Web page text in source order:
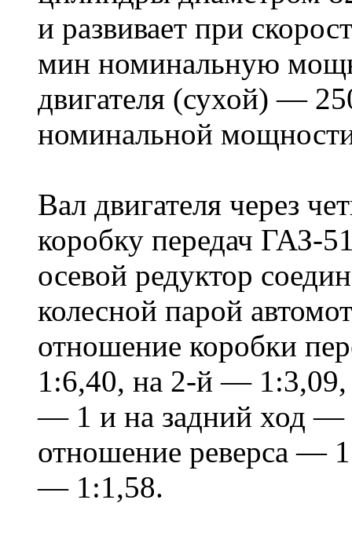
и развивает при
мин номинальную
двигателя (сухой) —
номинальной
Вал двигателя через
коробку передач ГАЗ-
осевой редуктор
колесной парой
отношение коробки
1:6,40, на 2-й —
— 1 и на задний ход —
отношение реверса —
— 1:1,58.